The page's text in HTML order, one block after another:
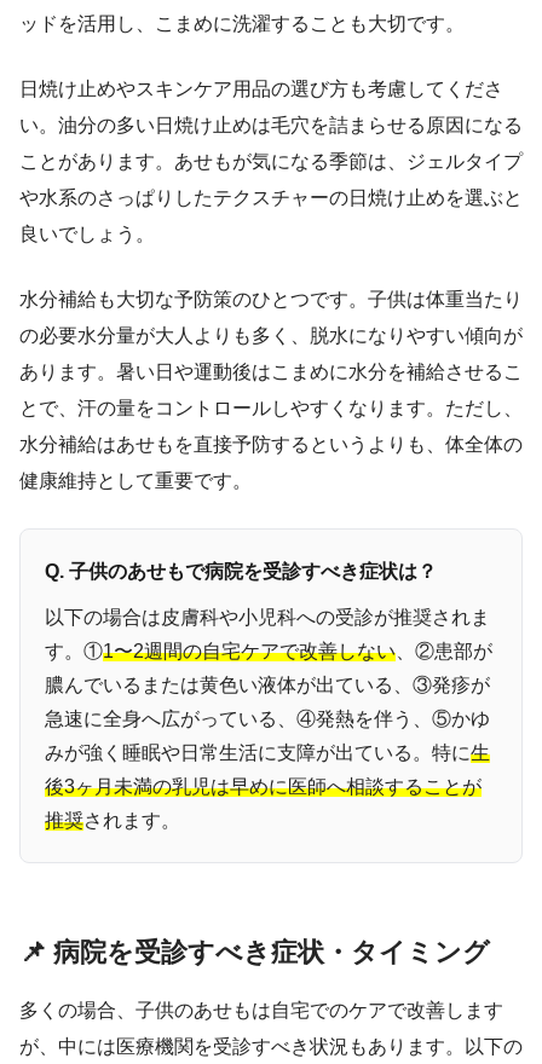
ッドを活用し、こまめに洗濯することも大切です。
日焼け止めやスキンケア用品の選び方も考慮してくださ
い。油分の多い日焼け止めは毛穴を詰まらせる原因になる
ことがあります。あせもが気になる季節は、ジェルタイプ
や水系のさっぱりしたテクスチャーの日焼け止めを選ぶと
良いでしょう。
水分補給も大切な予防策のひとつです。子供は体重当たり
の必要水分量が大人よりも多く、脱水になりやすい傾向が
あります。暑い日や運動後はこまめに水分を補給させるこ
とで、汗の量をコントロールしやすくなります。ただし、
水分補給はあせもを直接予防するというよりも、体全体の
健康維持として重要です。
Q. 子供のあせもで病院を受診すべき症状は？
以下の場合は皮膚科や小児科への受診が推奨されま
す。①1〜2週間の自宅ケアで改善しない 、②患部が
膿んでいるまたは黄色い液体が出ている、③発疹が
急速に全身へ広がっている、④発熱を伴う、⑤かゆ
みが強く睡眠や日常生活に支障が出ている。特に生
後3ヶ月未満の乳児は早めに医師へ相談することが
推奨されます。
📌 病院を受診すべき症状・タイミング
多くの場合、子供のあせもは自宅でのケアで改善します
が、中には医療機関を受診すべき状況もあります。以下の